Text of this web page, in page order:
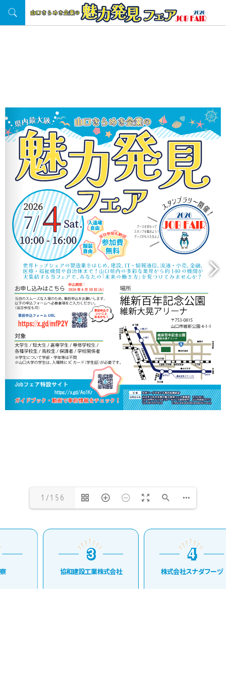
1/156
3
3
協和建設工業株式会社
4
4
株式会社スナダフーヅ